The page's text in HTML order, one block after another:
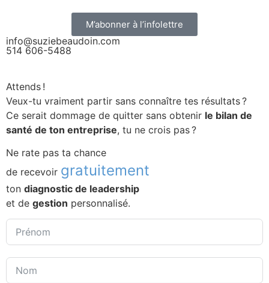
M’abonner à l’infolettre
info@suziebeaudoin.com
514 606-5488
Attends !
Veux-tu vraiment partir sans connaître tes résultats ?
Ce serait dommage de quitter sans obtenir le bilan de
santé de ton entreprise, tu ne crois pas ?
Ne rate pas ta chance
de recevoir gratuitement
ton diagnostic de leadership
et de gestion personnalisé.